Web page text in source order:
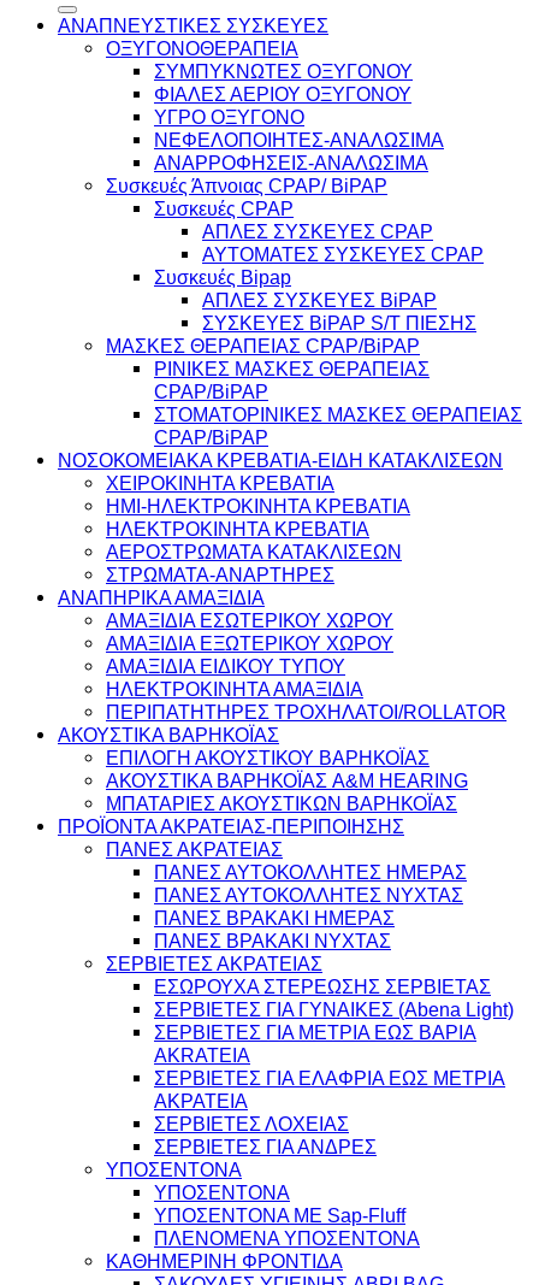
ΑΝΑΠΝΕΥΣΤΙΚΕΣ ΣΥΣΚΕΥΕΣ
ΟΞΥΓΟΝΟΘΕΡΑΠΕΙΑ
ΣΥΜΠΥΚΝΩΤΕΣ ΟΞΥΓΟΝΟΥ
ΦΙΑΛΕΣ ΑΕΡΙΟΥ ΟΞΥΓΟΝΟΥ
ΥΓΡΟ ΟΞΥΓΟΝΟ
ΝΕΦΕΛΟΠΟΙΗΤΕΣ-ΑΝΑΛΩΣΙΜΑ
ΑΝΑΡΡΟΦΗΣΕΙΣ-ΑΝΑΛΩΣΙΜΑ
Συσκευές Άπνοιας CPAP/ BiPAP
Συσκευές CPAP
ΑΠΛΕΣ ΣΥΣΚΕΥΕΣ CPAP
ΑΥΤΟΜΑΤΕΣ ΣΥΣΚΕΥΕΣ CPAP
Συσκευές Bipap
ΑΠΛΕΣ ΣΥΣΚΕΥΕΣ BiPAP
ΣΥΣΚΕΥΕΣ BiPAP S/T ΠΙΕΣΗΣ
ΜΑΣΚΕΣ ΘΕΡΑΠΕΙΑΣ CPAP/BiPAP
ΡΙΝΙΚΕΣ ΜΑΣΚΕΣ ΘΕΡΑΠΕΙΑΣ
CPAP/BiPAP
ΣΤΟΜΑΤΟΡΙΝΙΚΕΣ ΜΑΣΚΕΣ ΘΕΡΑΠΕΙΑΣ
CPAP/BiPAP
ΝΟΣΟΚΟΜΕΙΑΚΑ ΚΡΕΒΑΤΙΑ-ΕΙΔΗ ΚΑΤΑΚΛΙΣΕΩΝ
ΧΕΙΡΟΚΙΝΗΤΑ ΚΡΕΒΑΤΙΑ
ΗΜΙ-ΗΛΕΚΤΡΟΚΙΝΗΤΑ ΚΡΕΒΑΤΙΑ
ΗΛΕΚΤΡΟΚΙΝΗΤΑ ΚΡΕΒΑΤΙΑ
ΑΕΡΟΣΤΡΩΜΑΤΑ ΚΑΤΑΚΛΙΣΕΩΝ
ΣΤΡΩΜΑΤΑ-ΑΝΑΡΤΗΡΕΣ
ΑΝΑΠΗΡΙΚΑ ΑΜΑΞΙΔΙΑ
ΑΜΑΞΙΔΙΑ ΕΣΩΤΕΡΙΚΟΥ ΧΩΡΟΥ
ΑΜΑΞΙΔΙΑ ΕΞΩΤΕΡΙΚΟΥ ΧΩΡΟΥ
ΑΜΑΞΙΔΙΑ ΕΙΔΙΚΟΥ ΤΥΠΟΥ
ΗΛΕΚΤΡΟΚΙΝΗΤΑ ΑΜΑΞΙΔΙΑ
ΠΕΡΙΠΑΤΗΤΗΡΕΣ ΤΡΟΧΗΛΑΤΟΙ/ROLLATOR
ΑΚΟΥΣΤΙΚΑ ΒΑΡΗΚΟΪΑΣ
ΕΠΙΛΟΓΗ ΑΚΟΥΣΤΙΚΟΥ ΒΑΡΗΚΟΪΑΣ
ΑΚΟΥΣΤΙΚΑ ΒΑΡΗΚΟΪΑΣ A&M HEARING
ΜΠΑΤΑΡΙΕΣ ΑΚΟΥΣΤΙΚΩΝ ΒΑΡΗΚΟΪΑΣ
ΠΡΟΪΟΝΤΑ ΑΚΡΑΤΕΙΑΣ-ΠΕΡΙΠΟΙΗΣΗΣ
ΠΑΝΕΣ ΑΚΡΑΤΕΙΑΣ
ΠΑΝΕΣ ΑΥΤΟΚΟΛΛΗΤΕΣ ΗΜΕΡΑΣ
ΠΑΝΕΣ ΑΥΤΟΚΟΛΛΗΤΕΣ ΝΥΧΤΑΣ
ΠΑΝΕΣ ΒΡΑΚΑΚΙ ΗΜΕΡΑΣ
ΠΑΝΕΣ ΒΡΑΚΑΚΙ ΝΥΧΤΑΣ
ΣΕΡΒΙΕΤΕΣ ΑΚΡΑΤΕΙΑΣ
ΕΣΩΡΟΥΧΑ ΣΤΕΡΕΩΣΗΣ ΣΕΡΒΙΕΤΑΣ
ΣΕΡΒΙΕΤΕΣ ΓΙΑ ΓΥΝΑΙΚΕΣ (Abena Light)
ΣΕΡΒΙΕΤΕΣ ΓΙΑ ΜΕΤΡΙΑ ΕΩΣ ΒΑΡΙΑ
AKRATEIA
ΣΕΡΒΙΕΤΕΣ ΓΙΑ ΕΛΑΦΡΙΑ ΕΩΣ ΜΕΤΡΙΑ
ΑΚΡΑΤΕΙΑ
ΣΕΡΒΙΕΤΕΣ ΛΟΧΕΙΑΣ
ΣΕΡΒΙΕΤΕΣ ΓΙΑ ΑΝΔΡΕΣ
ΥΠΟΣΕΝΤΟΝΑ
ΥΠΟΣΕΝΤΟΝΑ
ΥΠΟΣΕΝΤΟΝΑ ΜΕ Sap-Fluff
ΠΛΕΝΟΜΕΝΑ ΥΠΟΣΕΝΤΟΝΑ
ΚΑΘΗΜΕΡΙΝΗ ΦΡΟΝΤΙΔΑ